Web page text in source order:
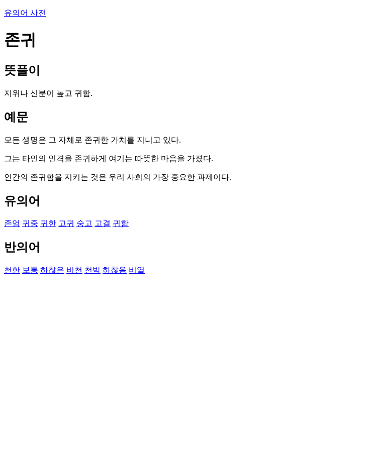
유의어 사전
존귀
뜻풀이
지위나 신분이 높고 귀함.
예문
모든 생명은 그 자체로 존귀한 가치를 지니고 있다.
그는 타인의 인격을 존귀하게 여기는 따뜻한 마음을 가졌다.
인간의 존귀함을 지키는 것은 우리 사회의 가장 중요한 과제이다.
유의어
존엄 귀중 귀한 고귀 숭고 고결 귀함
반의어
천한 보통 하찮은 비천 천박 하찮음 비열